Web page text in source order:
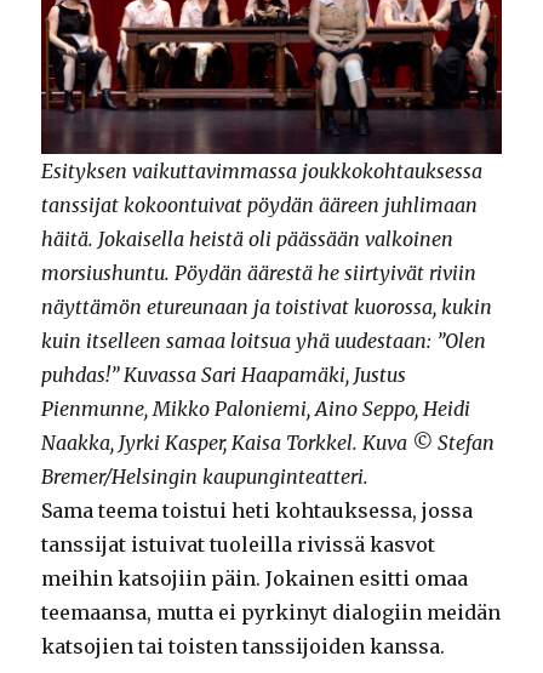
Esityksen vaikuttavimmassa joukkokohtauksessa
tanssijat kokoontuivat pöydän ääreen juhlimaan
häitä. Jokaisella heistä oli päässään valkoinen
morsiushuntu. Pöydän äärestä he siirtyivät riviin
näyttämön etureunaan ja toistivat kuorossa, kukin
kuin itselleen samaa loitsua yhä uudestaan: ”Olen
puhdas!” Kuvassa Sari Haapamäki, Justus
Pienmunne, Mikko Paloniemi, Aino Seppo, Heidi
Naakka, Jyrki Kasper, Kaisa Torkkel. Kuva © Stefan
Bremer/Helsingin kaupunginteatteri.
Sama teema toistui heti kohtauksessa, jossa
tanssijat istuivat tuoleilla rivissä kasvot
meihin katsojiin päin. Jokainen esitti omaa
teemaansa, mutta ei pyrkinyt dialogiin meidän
katsojien tai toisten tanssijoiden kanssa.